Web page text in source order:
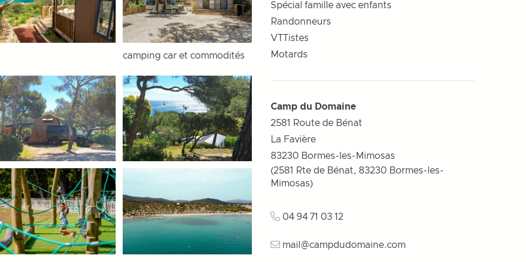
camping car et commodités
Spécial famille avec enfants
Randonneurs
VTTistes
Motards
Camp du Domaine
2581 Route de Bénat
La Favière
83230 Bormes-les-Mimosas
(2581 Rte de Bénat, 83230 Bormes-les-
Mimosas)
04 94 71 03 12
mail@campdudomaine.com